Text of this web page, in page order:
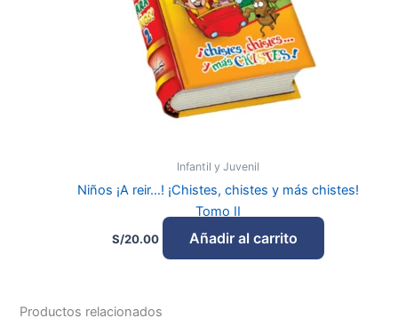
Infantil y Juvenil
Niños ¡A reir…! ¡Chistes, chistes y más chistes!
Tomo II
S/20.00 Añadir al carrito
Productos relacionados